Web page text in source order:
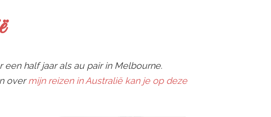
een half jaar als au pair in Melbourne.
overmijn reizen in Australië kan je op deze